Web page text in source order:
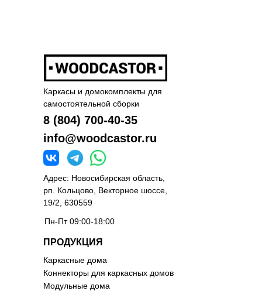
Подробный отзыв от нашего покупателя
ПРОДУКЦИЯ
Каркасные дома
Модульные дома
Коннекторы для каркасных домов
Каркасы и домокомплекты для
самостоятельной сборки
8 (804) 700-40-35
info@woodcastor.ru
Пн-Пт 09:00-18:00
Адрес: Новосибирская область,
рп. Кольцово, Векторное шоссе,
19/2, 630559